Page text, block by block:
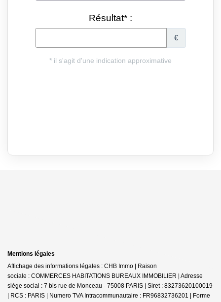
Mentions légales
Affichage des informations légales : CHB Immo | Raison
sociale : COMMERCES HABITATIONS BUREAUX IMMOBILIER | Adresse
siège social : 7 bis rue de Monceau - 75008 PARIS | Siret : 83273620100019
| RCS : PARIS | Numero TVA Intracommunautaire : FR96832736201 | Forme